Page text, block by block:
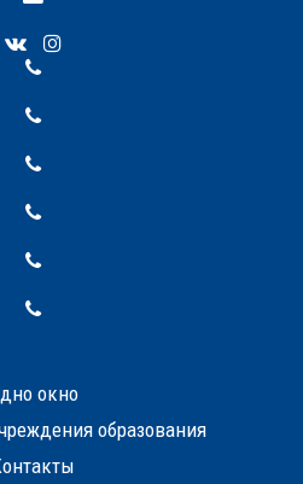
окно
образования